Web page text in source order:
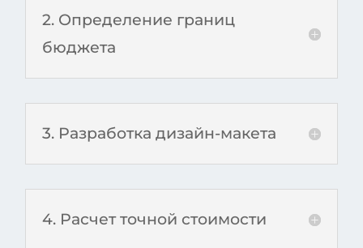
2. Определение границ
бюджета
3. Разработка дизайн-макета
4. Расчет точной стоимости